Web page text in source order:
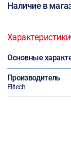
Наличие в
Характеристики
Основные
Производитель
Elitech